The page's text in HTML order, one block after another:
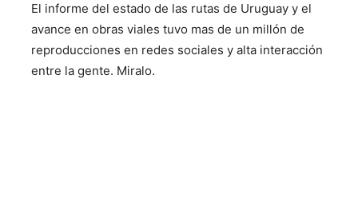
El informe del estado de las rutas de Uruguay y el
avance en obras viales tuvo mas de un millón de
reproducciones en redes sociales y alta interacción
entre la gente. Miralo.